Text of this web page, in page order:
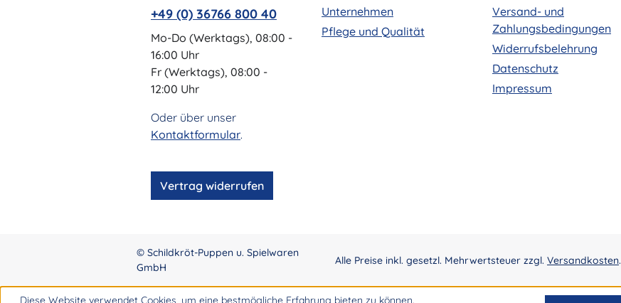
+49 (0) 36766 800 40
Mo-Do (Werktags), 08:00 -
16:00 Uhr
Fr (Werktags), 08:00 -
12:00 Uhr
Oder über unser
Kontaktformular.
Vertrag widerrufen
Unternehmen
Pflege und Qualität
Versand- und
Zahlungsbedingungen
Widerrufsbelehrung
Datenschutz
Impressum
© Schildkröt-Puppen u. Spielwaren
GmbH
Alle Preise inkl. gesetzl. Mehrwertsteuer zzgl. Versandkosten.
Diese Website verwendet Cookies, um eine bestmögliche Erfahrung bieten zu können.